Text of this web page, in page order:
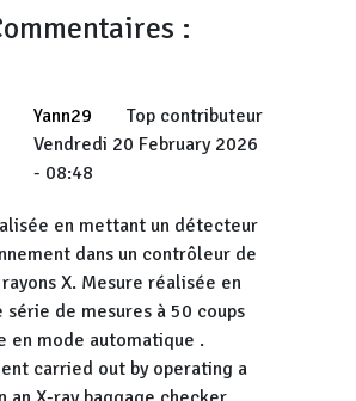
:
Yann29
Top contributeur
Vendredi 20 February 2026
- 08:48
en mettant un détecteur
dans un contrôleur de
X. Mesure réalisée en
série de mesures à 50 coups
en mode automatique .
carried out by operating a